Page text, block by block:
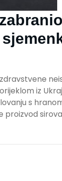
iz
s
proizvod